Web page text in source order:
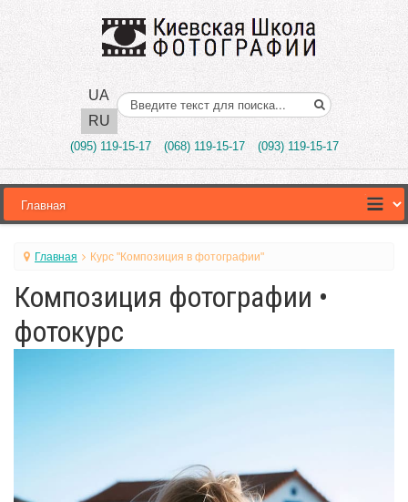
UA
RU
Поиск..
(095) 119-15-17 (068) 119-15-17 (093) 119-15-17
Главная Курс "Композиция в фотографии"
Композиция фотографии •
фотокурс